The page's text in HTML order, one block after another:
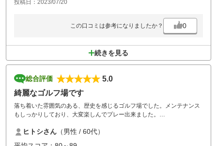
投稿日：2023/07/20
この口コミは参考になりましたか？ 0
続きを見る
総合評価
5.0
綺麗なゴルフ場です
落ち着いた雰囲気のある、歴史を感じるゴルフ場でした。メンテナンス
もしっかりしており、大変楽しんでプレー出来ました。
ヒトシさん （男性 / 60代）